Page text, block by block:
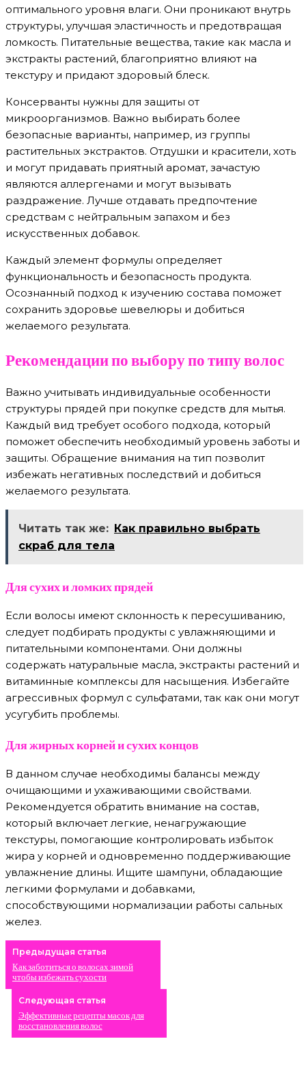
оптимального уровня влаги. Они проникают внутрь
структуры, улучшая эластичность и предотвращая
ломкость. Питательные вещества, такие как масла и
экстракты растений, благоприятно влияют на
текстуру и придают здоровый блеск.
Консерванты нужны для защиты от
микроорганизмов. Важно выбирать более
безопасные варианты, например, из группы
растительных экстрактов. Отдушки и красители, хоть
и могут придавать приятный аромат, зачастую
являются аллергенами и могут вызывать
раздражение. Лучше отдавать предпочтение
средствам с нейтральным запахом и без
искусственных добавок.
Каждый элемент формулы определяет
функциональность и безопасность продукта.
Осознанный подход к изучению состава поможет
сохранить здоровье шевелюры и добиться
желаемого результата.
Рекомендации по выбору по типу волос
Важно учитывать индивидуальные особенности
структуры прядей при покупке средств для мытья.
Каждый вид требует особого подхода, который
поможет обеспечить необходимый уровень заботы и
защиты. Обращение внимания на тип позволит
избежать негативных последствий и добиться
желаемого результата.
Читать так же: Как правильно выбрать
скраб для тела
Для сухих и ломких прядей
Если волосы имеют склонность к пересушиванию,
следует подбирать продукты с увлажняющими и
питательными компонентами. Они должны
содержать натуральные масла, экстракты растений и
витаминные комплексы для насыщения. Избегайте
агрессивных формул с сульфатами, так как они могут
усугубить проблемы.
Для жирных корней и сухих концов
В данном случае необходимы балансы между
очищающими и ухаживающими свойствами.
Рекомендуется обратить внимание на состав,
который включает легкие, ненагружающие
текстуры, помогающие контролировать избыток
жира у корней и одновременно поддерживающие
увлажнение длины. Ищите шампуни, обладающие
легкими формулами и добавками,
способствующими нормализации работы сальных
желез.
Предыдущая статья
Как заботиться о волосах зимой
чтобы избежать сухости
Следующая статья
Эффективные рецепты масок для
восстановления волос